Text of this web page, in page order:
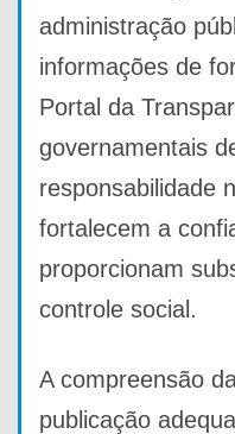
administração
informações de
Portal da
governamentais
responsabilidade
fortalecem a
proporcionam
controle social.
A compreensão
publicação